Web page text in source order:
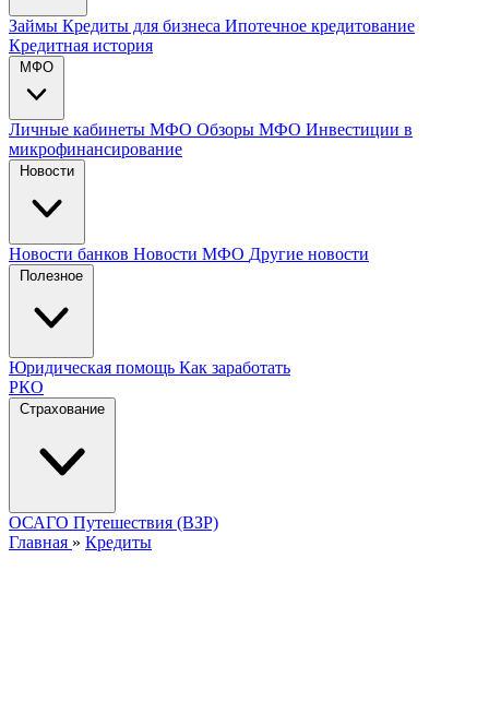
Займы Кредиты для бизнеса Ипотечное кредитование
Кредитная история
МФО
Личные кабинеты МФО Обзоры МФО Инвестиции в
микрофинансирование
Новости
Новости банков Новости МФО Другие новости
Полезное
Юридическая помощь Как заработать
РКО
Страхование
ОСАГО Путешествия (ВЗР)
Главная » Кредиты